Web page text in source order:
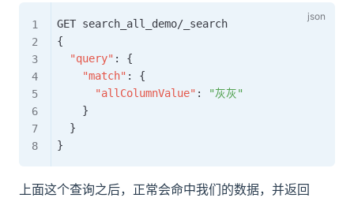
{
"query" :
{
"match" :
{
"allColumnValue" :
"灰灰"
}
}
}
上面这个查询之后，正常会命中我们的数据，并返回